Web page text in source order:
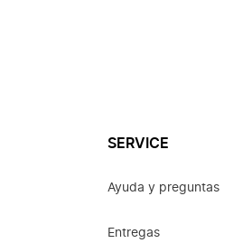
SERVICE
Ayuda y preguntas
Entregas